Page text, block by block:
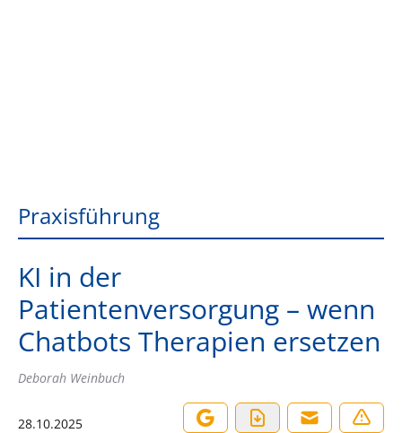
Praxisführung
KI in der
Patientenversorgung – wenn
Chatbots Therapien ersetzen
Deborah Weinbuch
28.10.2025